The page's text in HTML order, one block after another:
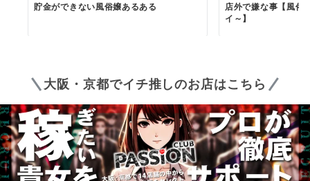
貯金ができない風俗嬢あるある
店外で嫌な事【風俗
イ～】
大阪・京都でイチ推しのお店はこちら